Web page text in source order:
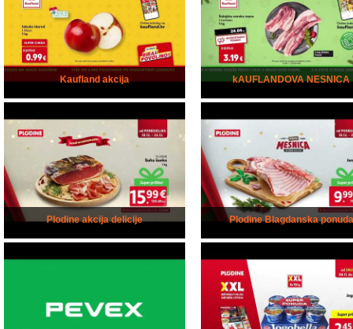
Kaufland akcija kAUFLANDOVA NESNICA
Plodine akcija delicije Plodine Blagdanska ponuda